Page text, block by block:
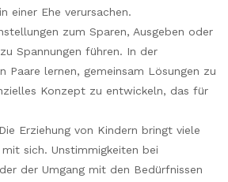
einer Ehe verursachen.
zum Sparen, Ausgeben oder
Spannungen führen. In der
Paare lernen, gemeinsam Lösungen zu
Konzept zu entwickeln, das für
Erziehung von Kindern bringt viele
sich. Unstimmigkeiten bei
der Umgang mit den Bedürfnissen